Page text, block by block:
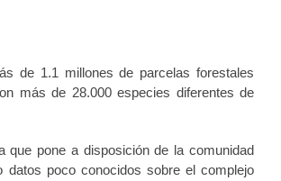
de 1.1 millones de parcelas forestales
más de 28.000 especies diferentes de
pone a disposición de la comunidad
poco conocidos sobre el complejo